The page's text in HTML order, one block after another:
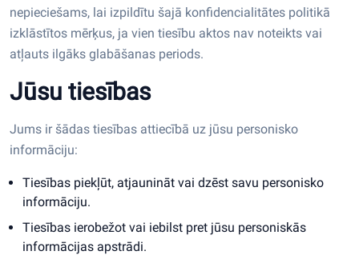
nepieciešams, lai izpildītu šajā konfidencialitātes politikā
izklāstītos mērķus, ja vien tiesību aktos nav noteikts vai
atļauts ilgāks glabāšanas periods.
Jūsu tiesības
Jums ir šādas tiesības attiecībā uz jūsu personisko
informāciju:
Tiesības piekļūt, atjaunināt vai dzēst savu personisko
informāciju.
Tiesības ierobežot vai iebilst pret jūsu personiskās
informācijas apstrādi.